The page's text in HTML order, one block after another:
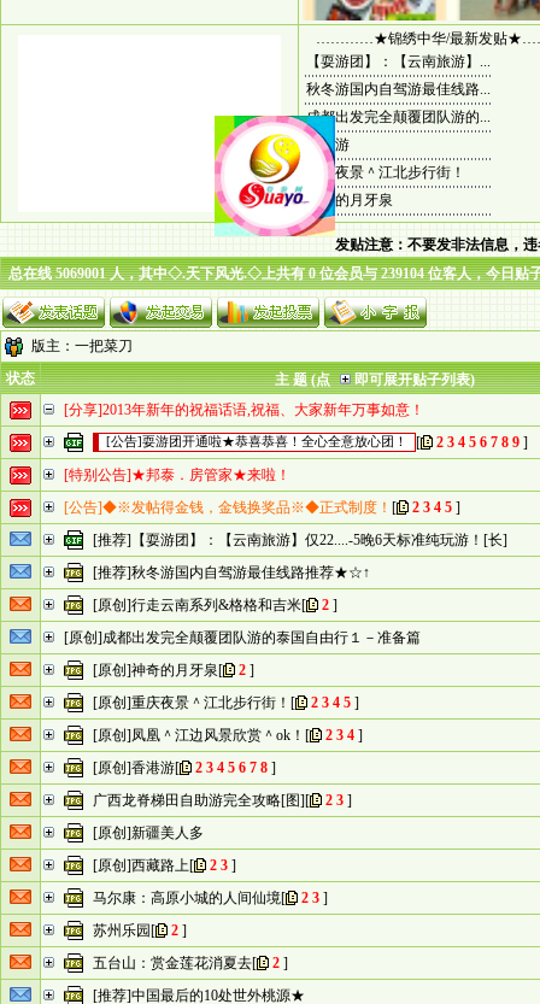
…………★锦绣中华/最新发贴
【耍游团】：【云南旅游】...
秋冬游国内自驾游最佳线路...
成都出发完全颠覆团队游的...
香港游
重庆夜景＾江北步行街！
神奇的月牙泉
发贴注意：不要发非法信息，
总在线 5069001 人，其中◇.天下风光.◇上共有 0 位会员与 239104 位客人，今日贴
版主： 一把菜刀
状态
主 题 (点
即可展开贴子列表)
[分享]2013年新年的祝福话语,祝福、大家新年万事如意！
[公告]耍游团开通啦★恭喜恭喜！全心全意放心团！ [ 2 3 4 5 6 7 8 9 ]
[特别公告]★邦泰．房管家★来啦！
[公告]◆※发帖得金钱，金钱换奖品※◆正式制度！ [ 2 3 4 5 ]
[推荐]【耍游团】：【云南旅游】仅22....-5晚6天标准纯玩游！[长]
[推荐]秋冬游国内自驾游最佳线路推荐★☆↑
[原创]行走云南系列&格格和吉米[ 2 ]
[原创]成都出发完全颠覆团队游的泰国自由行１－准备篇
[原创]神奇的月牙泉[ 2 ]
[原创]重庆夜景＾江北步行街！ [ 2 3 4 5 ]
[原创]凤凰＾江边风景欣赏＾ok！ [ 2 3 4 ]
[原创]香港游[ 2 3 4 5 6 7 8 ]
广西龙脊梯田自助游完全攻略[图][ 2 3 ]
[原创]新疆美人多
[原创]西藏路上[ 2 3 ]
马尔康：高原小城的人间仙境[ 2 3 ]
苏州乐园 [ 2 ]
五台山：赏金莲花消夏去[ 2 ]
[推荐]中国最后的10处世外桃源★